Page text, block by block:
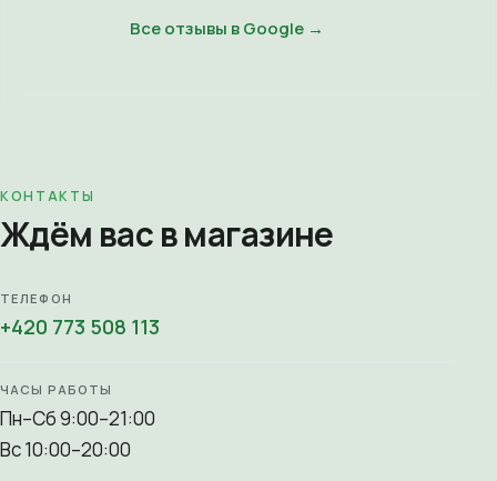
Все отзывы в Google →
КОНТАКТЫ
Ждём вас в магазине
ТЕЛЕФОН
+420 773 508 113
ЧАСЫ РАБОТЫ
Пн–Сб 9:00–21:00
Вс 10:00–20:00